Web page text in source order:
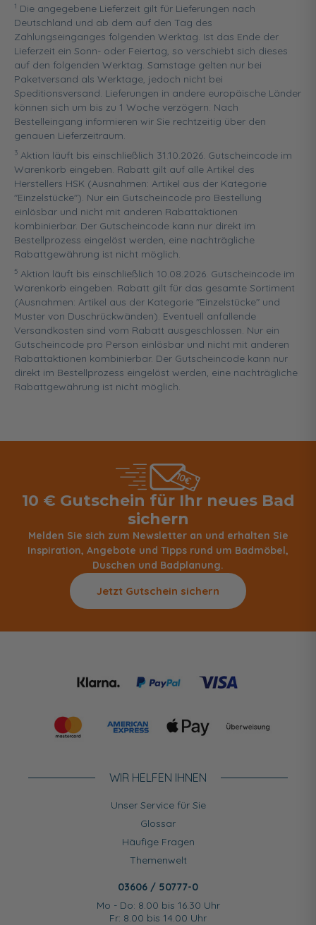
1 Die angegebene Lieferzeit gilt für Lieferungen nach
Deutschland und ab dem auf den Tag des
Zahlungseinganges folgenden Werktag. Ist das Ende der
Lieferzeit ein Sonn- oder Feiertag, so verschiebt sich dieses
auf den folgenden Werktag. Samstage gelten nur bei
Paketversand als Werktage, jedoch nicht bei
Speditionsversand. Lieferungen in andere europäische Länder
können sich um bis zu 1 Woche verzögern. Nach
Bestelleingang informieren wir Sie rechtzeitig über den
genauen Lieferzeitraum.
3 Aktion läuft bis einschließlich 31.10.2026. Gutscheincode im
Warenkorb eingeben. Rabatt gilt auf alle Artikel des
Herstellers HSK (Ausnahmen: Artikel aus der Kategorie
"Einzelstücke"). Nur ein Gutscheincode pro Bestellung
einlösbar und nicht mit anderen Rabattaktionen
kombinierbar. Der Gutscheincode kann nur direkt im
Bestellprozess eingelöst werden, eine nachträgliche
Rabattgewährung ist nicht möglich.
5 Aktion läuft bis einschließlich 10.08.2026. Gutscheincode im
Warenkorb eingeben. Rabatt gilt für das gesamte Sortiment
(Ausnahmen: Artikel aus der Kategorie "Einzelstücke" und
Muster von Duschrückwänden). Eventuell anfallende
Versandkosten sind vom Rabatt ausgeschlossen. Nur ein
Gutscheincode pro Person einlösbar und nicht mit anderen
Rabattaktionen kombinierbar. Der Gutscheincode kann nur
direkt im Bestellprozess eingelöst werden, eine nachträgliche
Rabattgewährung ist nicht möglich.
10 € Gutschein für Ihr neues Bad
sichern
Melden Sie sich zum Newsletter an und erhalten Sie
Inspiration, Angebote und Tipps rund um Badmöbel,
Duschen und Badplanung.
Jetzt Gutschein sichern
WIR HELFEN IHNEN
Unser Service für Sie
Glossar
Häufige Fragen
Themenwelt
03606 / 50777-0
Mo - Do: 8.00 bis 16.30 Uhr
Fr: 8.00 bis 14.00 Uhr